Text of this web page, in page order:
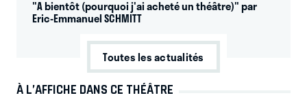
"A bientôt (pourquoi j'ai acheté un théâtre)" par
Eric-Emmanuel SCHMITT
Toutes les actualités
À L’AFFICHE DANS CE THÉÂTRE